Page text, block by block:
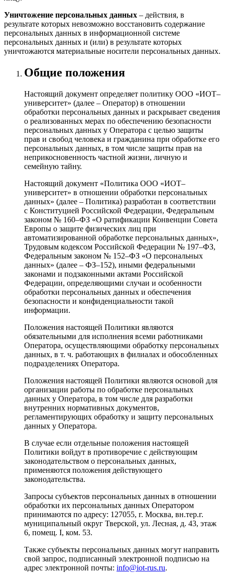
Уничтожение персональных данных – действия, в
результате которых невозможно восстановить содержание
персональных данных в информационной системе
персональных данных и (или) в результате которых
уничтожаются материальные носители персональных данных.
Общие положения
Настоящий документ определяет политику ООО «ИОТ–
университет» (далее – Оператор) в отношении
обработки персональных данных и раскрывает сведения
о реализованных мерах по обеспечению безопасности
персональных данных у Оператора с целью защиты
прав и свобод человека и гражданина при обработке его
персональных данных, в том числе защиты прав на
неприкосновенность частной жизни, личную и
семейную тайну.
Настоящий документ «Политика ООО «ИОТ–
университет» в отношении обработки персональных
данных» (далее – Политика) разработан в соответствии
с Конституцией Российской Федерации, Федеральным
законом № 160–ФЗ «О ратификации Конвенции Совета
Европы о защите физических лиц при
автоматизированной обработке персональных данных»,
Трудовым кодексом Российской Федерации № 197–ФЗ,
Федеральным законом № 152–ФЗ «О персональных
данных» (далее – ФЗ–152), иными федеральными
законами и подзаконными актами Российской
Федерации, определяющими случаи и особенности
обработки персональных данных и обеспечения
безопасности и конфиденциальности такой
информации.
Положения настоящей Политики являются
обязательными для исполнения всеми работниками
Оператора, осуществляющими обработку персональных
данных, в т. ч. работающих в филиалах и обособленных
подразделениях Оператора.
Положения настоящей Политики являются основой для
организации работы по обработке персональных
данных у Оператора, в том числе для разработки
внутренних нормативных документов,
регламентирующих обработку и защиту персональных
данных у Оператора.
В случае если отдельные положения настоящей
Политики войдут в противоречие с действующим
законодательством о персональных данных,
применяются положения действующего
законодательства.
Запросы субъектов персональных данных в отношении
обработки их персональных данных Оператором
принимаются по адресу: 127055, г. Москва, вн.тер.г.
муниципальный округ Тверской, ул. Лесная, д. 43, этаж
6, помещ. I, ком. 53.
Также субъекты персональных данных могут направить
свой запрос, подписанный электронной подписью на
адрес электронной почты: info@iot-rus.ru.